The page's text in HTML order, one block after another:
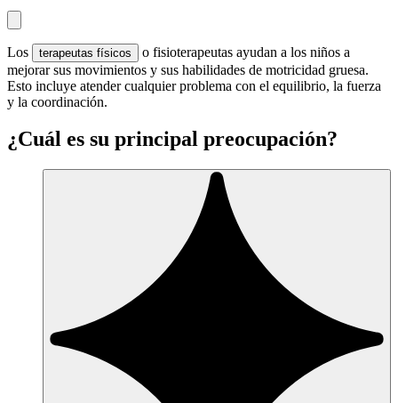
Los terapeutas físicos
o fisioterapeutas ayudan a los niños a
mejorar sus movimientos y sus habilidades de motricidad gruesa.
Esto incluye atender cualquier problema con el equilibrio, la fuerza
y la coordinación.
¿Cuál es su principal preocupación?